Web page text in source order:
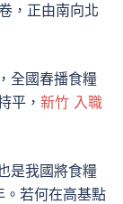
，正由南向北
全國春播食糧
平， 新竹 入職
是我國將食糧
。若何在高基點